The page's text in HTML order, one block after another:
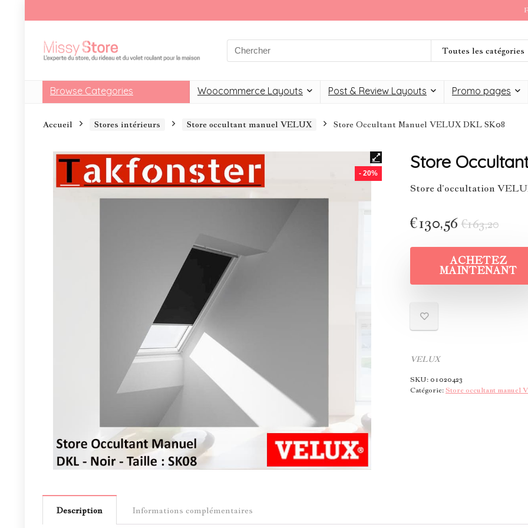
Toutes les catégories
Browse Categories Woocommerce Layouts Post & Review Layouts Promo pages
Accueil Stores intérieurs Store occultant manuel VELUX Store Occultant Manuel VELUX DKL SK08
- 20%
Store
Store d’occultation
€163,20
€130,56
ACHETEZ
MAINTENANT
VELUX
SKU:01020423
Catégorie:Store occultant manuel
Description Informations complémentaires